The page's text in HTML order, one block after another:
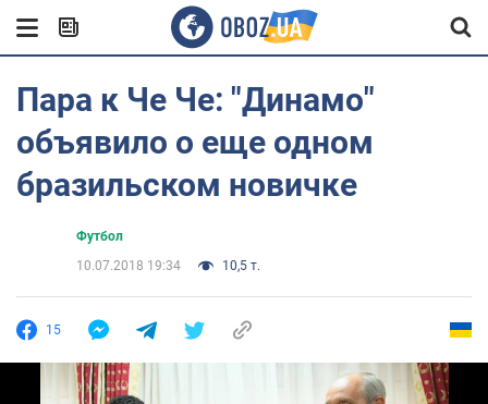
Пара к Че Че: "Динамо"
объявило о еще одном
бразильском новичке
Футбол
10.07.2018 19:34
10,5 т.
15